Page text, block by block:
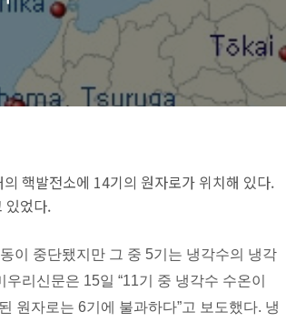
핵발전소에 14기의 원자로가 위치해 있다.
있었다.
이 중단됐지만 그 중 5기는 냉각수의 냉각
리신문은 15일 “11기 중 냉각수 수온이
원자로는 6기에 불과하다”고 보도했다. 냉